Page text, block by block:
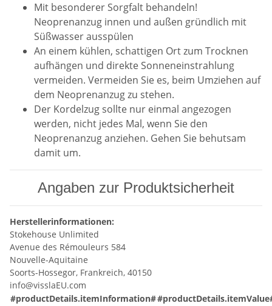
Mit besonderer Sorgfalt behandeln!
Neoprenanzug innen und außen gründlich mit
Süßwasser ausspülen
An einem kühlen, schattigen Ort zum Trocknen
aufhängen und direkte Sonneneinstrahlung
vermeiden. Vermeiden Sie es, beim Umziehen auf
dem Neoprenanzug zu stehen.
Der Kordelzug sollte nur einmal angezogen
werden, nicht jedes Mal, wenn Sie den
Neoprenanzug anziehen. Gehen Sie behutsam
damit um.
Angaben zur Produktsicherheit
Herstellerinformationen:
Stokehouse Unlimited
Avenue des Rémouleurs 584
Nouvelle-Aquitaine
Soorts-Hossegor, Frankreich, 40150
info@visslaEU.com
#productDetails.itemInformation#